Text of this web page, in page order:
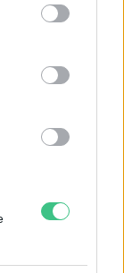
pedig
az
testű
kifejlett
akár 150